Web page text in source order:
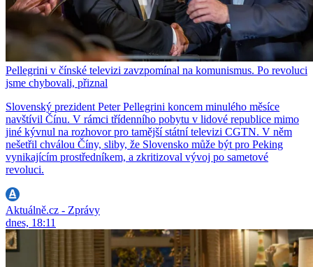
Pellegrini v čínské televizi zavzpomínal na komunismus. Po revoluci
jsme chybovali, přiznal
Slovenský prezident Peter Pellegrini koncem minulého měsíce
navštívil Čínu. V rámci třídenního pobytu v lidové republice mimo
jiné kývnul na rozhovor pro tamější státní televizi CGTN. V něm
nešetřil chválou Číny, sliby, že Slovensko může být pro Peking
vynikajícím prostředníkem, a zkritizoval vývoj po sametové
revoluci.
Aktuálně.cz - Zprávy
dnes, 18:11